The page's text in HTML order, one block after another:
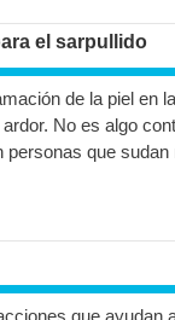
el sarpullido
de la piel en
No es algo
personas que
que ayudan